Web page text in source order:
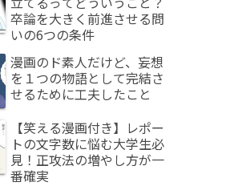
卒論を大きく前進させる問
いの6つの条件
漫画のド素人だけど、妄想
を１つの物語として完結さ
せるために工夫したこと
【笑える漫画付き】レポー
トの文字数に悩む大学生必
見！正攻法の増やし方が一
番確実